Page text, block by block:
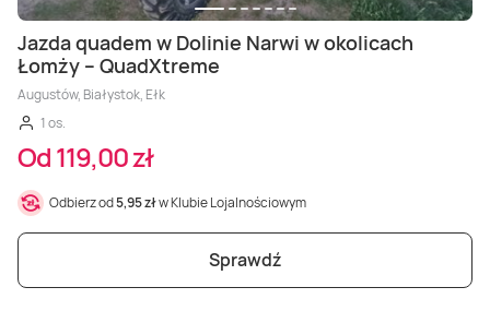
Jazda quadem w Dolinie Narwi w okolicach
Łomży – QuadXtreme
Augustów, Białystok, Ełk
1 os.
Od 119,00 zł
Odbierz od5,95 złw Klubie Lojalnościowym
Sprawdź